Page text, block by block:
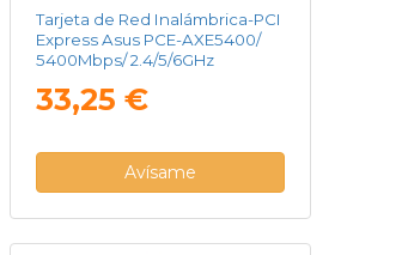
Tarjeta de Red Inalámbrica-PCI
Express Asus PCE-AXE5400/
5400Mbps/ 2.4/5/6GHz
33,25 €
Avísame